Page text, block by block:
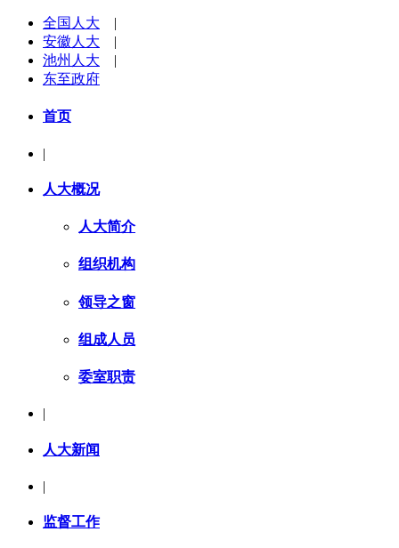
全国人大 |
安徽人大 |
池州人大 |
东至政府
首页
|
人大概况
人大简介
组织机构
领导之窗
组成人员
委室职责
|
人大新闻
|
监督工作